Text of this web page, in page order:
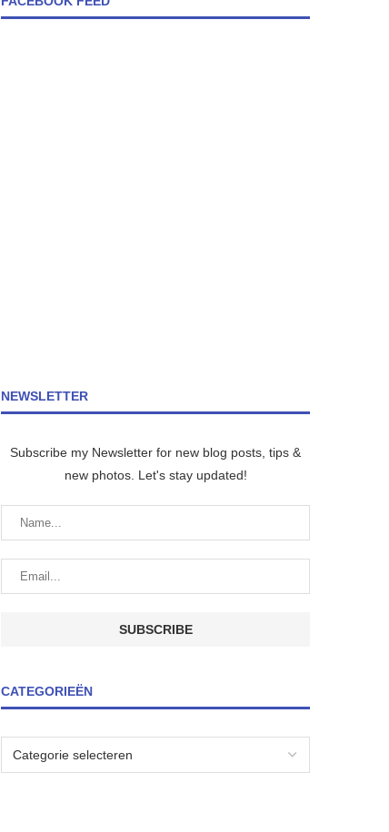
NEWSLETTER
Subscribe my Newsletter for new blog posts, tips &
new photos. Let's stay updated!
CATEGORIEËN